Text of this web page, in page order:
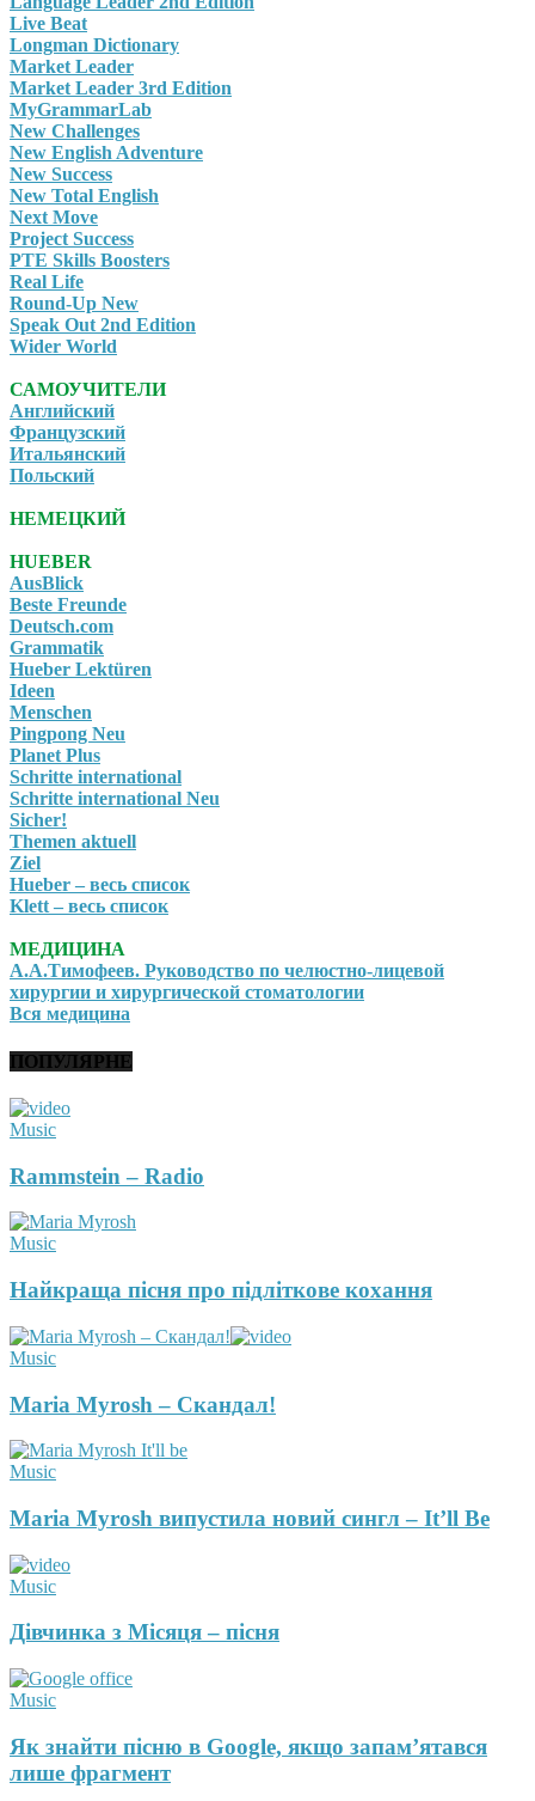
Live Beat
Longman Dictionary
Market Leader
Market Leader 3rd Edition
MyGrammarLab
New Challenges
New English Adventure
New Success
New Total English
Next Move
Project Success
PTE Skills Boosters
Real Life
Round-Up New
Speak Out 2nd Edition
Wider World
САМОУЧИТЕЛИ
Английский
Французский
Итальянский
Польский
НЕМЕЦКИЙ
HUEBER
AusBlick
Beste Freunde
Deutsch.com
Grammatik
Hueber Lektüren
Ideen
Menschen
Pingpong Neu
Planet Plus
Schritte international
Schritte international Neu
Sicher!
Themen aktuell
Ziel
Hueber – весь список
Klett – весь список
МЕДИЦИНА
А.А.Тимофеев. Руководство по челюстно-лицевой
хирургии и хирургической стоматологии
Вся медицина
ПОПУЛЯРНЕ
Music
Rammstein – Radio
Music
Найкраща пісня про підліткове кохання
Music
Maria Myrosh – Скандал!
Music
Maria Myrosh випустила новий сингл – It’ll Be
Music
Дівчинка з Місяця – пісня
Music
Як знайти пісню в Google, якщо запам’ятався
лише фрагмент